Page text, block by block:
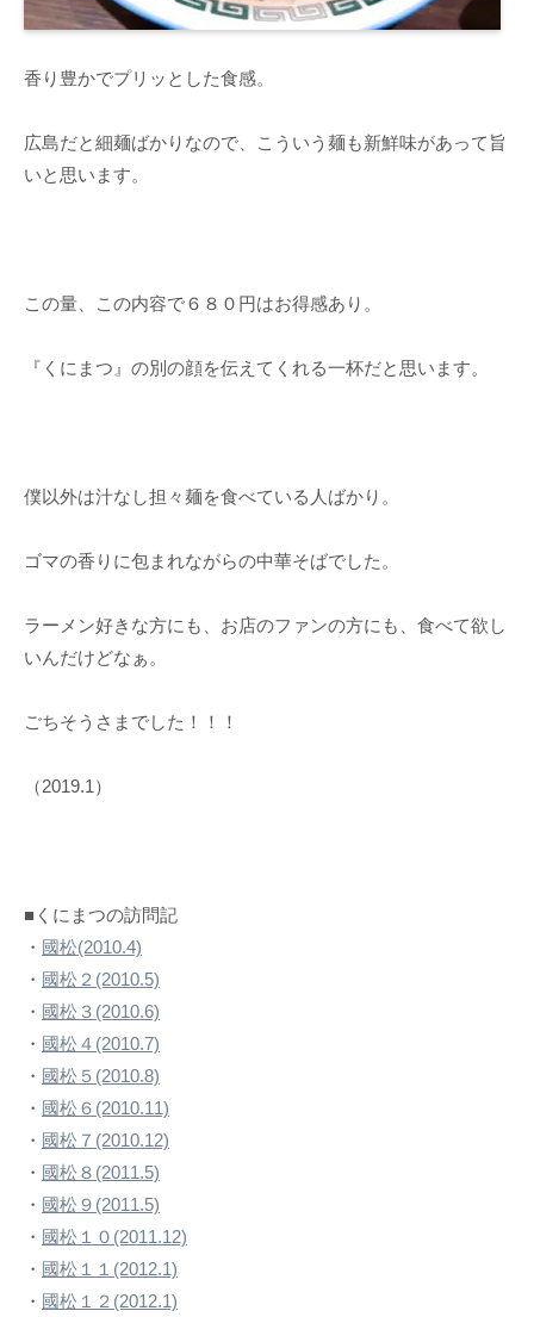
香り豊かでプリッとした食感。
広島だと細麺ばかりなので、こういう麺も新鮮味があって旨
いと思います。
この量、この内容で６８０円はお得感あり。
『くにまつ』の別の顔を伝えてくれる一杯だと思います。
僕以外は汁なし担々麺を食べている人ばかり。
ゴマの香りに包まれながらの中華そばでした。
ラーメン好きな方にも、お店のファンの方にも、食べて欲し
いんだけどなぁ。
ごちそうさまでした！！！
（2019.1）
■くにまつの訪問記
・ 國松(2010.4)
・ 國松２(2010.5)
・ 國松３(2010.6)
・ 國松４(2010.7)
・ 國松５(2010.8)
・ 國松６(2010.11)
・ 國松７(2010.12)
・ 國松８(2011.5)
・ 國松９(2011.5)
・ 國松１０(2011.12)
・ 國松１１(2012.1)
・ 國松１２(2012.1)